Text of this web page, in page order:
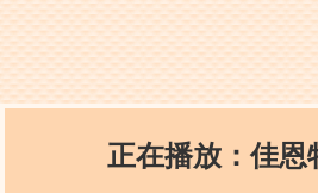
正在播放：佳恩